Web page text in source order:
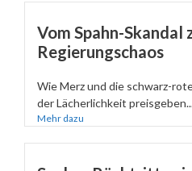
Vom Spahn-Skandal
Regierungschaos
Wie Merz und die schwarz-
der Lächerlichkeit
Mehr dazu